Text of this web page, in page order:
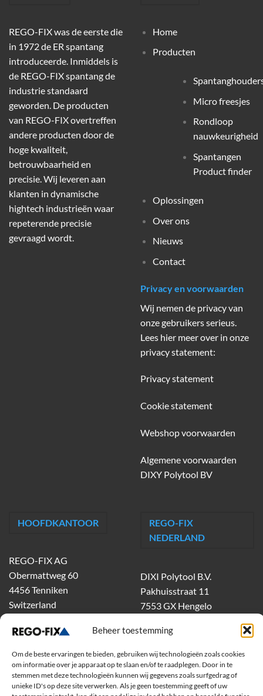
Beheer toestemming
Om de beste ervaringen te bieden, gebruiken wij technologieën zoals cookies
om informatie over je apparaat op te slaan en/of te raadplegen. Door in te
stemmen met deze technologieën kunnen wij gegevens zoals surfgedrag of
unieke ID's op deze site verwerken. Als je geen toestemming geeft of uw
REGO-FIX was de eerste die
in 1972 de ER spantang
introduceerde. Inmiddels is
de REGO-FIX spantang de
industrie standaard
geworden. De producten
van REGO-FIX overtreffen
andere producten door de
hoge kwaliteit,
betrouwbaarheid en
precisie. Wij leveren aan
klanten in dynamische
hightech industrieën waar
repeterende precisie
gevraagd wordt.
Home
Producten
Micro freesjes
Rondloop
nauwkeurigheid
Spantangen
Product finder
Oplossingen
Over ons
Nieuws
Contact
Privacy en voorwaarden
Wij nemen de privacy van
onze gebruikers serieus.
Lees hier meer over in onze
privacy statement:
Privacy statement
Cookie statement
Webshop voorwaarden
Algemene voorwaarden
DIXY Polytool BV
HOOFDKANTOOR
REGO-FIX AG
Obermattweg 60
4456 Tenniken
Switzerland
REGO-FIX
NEDERLAND
DIXI Polytool B.V.
Pakhuisstraat 11
7553 GX Hengelo
dixiholland@dixi.com
www.dixipolytool.com
Volg ons op Youtube